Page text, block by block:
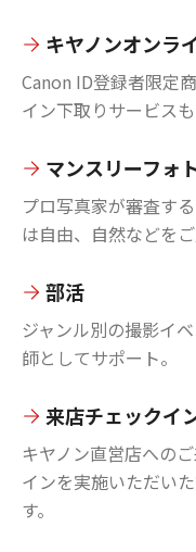
キヤノンオンラ
Canon ID登録者限定
イン下取りサービスも
マンスリーフォ
プロ写真家が審査す
は自由、自然などをご
部活
ジャンル別の撮影イ
師としてサポート。
来店チェックイ
キヤノン直営店への
インを実施いただい
す。